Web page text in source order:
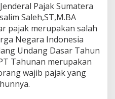
Pajak Sumatera
Saleh,ST,M.BA
pajak merupakan salah
Negara Indonesia
Undang Dasar Tahun
Tahunan merupakan
wajib pajak yang